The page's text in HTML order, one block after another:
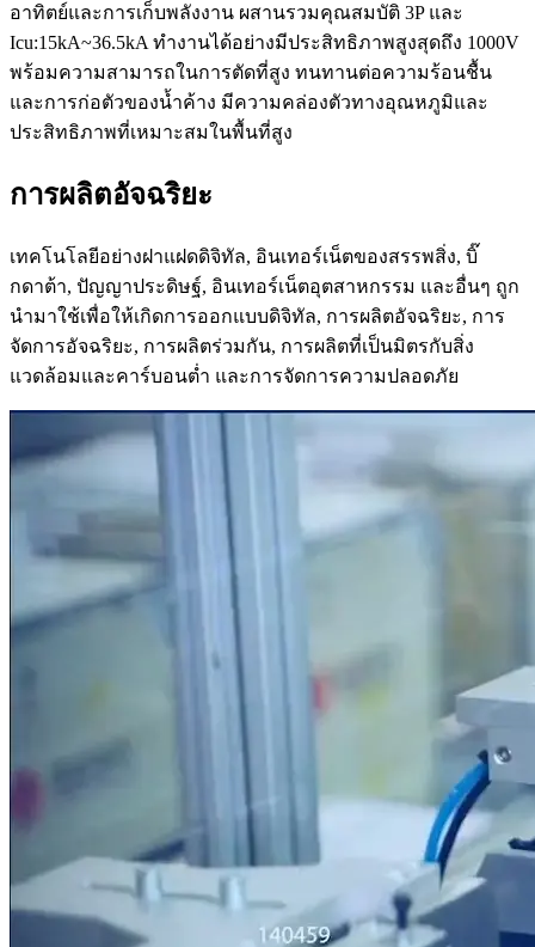
อาทิตย์และการเก็บพลังงาน ผสานรวมคุณสมบัติ 3P และ
Icu:15kA~36.5kA ทำงานได้อย่างมีประสิทธิภาพสูงสุดถึง 1000V
พร้อมความสามารถในการตัดที่สูง ทนทานต่อความร้อนชื้น
และการก่อตัวของน้ำค้าง มีความคล่องตัวทางอุณหภูมิและ
ประสิทธิภาพที่เหมาะสมในพื้นที่สูง
การผลิตอัจฉริยะ
เทคโนโลยีอย่างฝาแฝดดิจิทัล, อินเทอร์เน็ตของสรรพสิ่ง, บิ๊
กดาต้า, ปัญญาประดิษฐ์, อินเทอร์เน็ตอุตสาหกรรม และอื่นๆ ถูก
นำมาใช้เพื่อให้เกิดการออกแบบดิจิทัล, การผลิตอัจฉริยะ, การ
จัดการอัจฉริยะ, การผลิตร่วมกัน, การผลิตที่เป็นมิตรกับสิ่ง
แวดล้อมและคาร์บอนต่ำ และการจัดการความปลอดภัย